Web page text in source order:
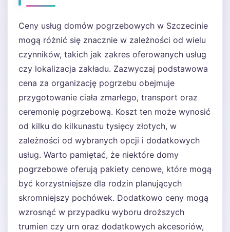
Ceny usług domów pogrzebowych w Szczecinie
mogą różnić się znacznie w zależności od wielu
czynników, takich jak zakres oferowanych usług
czy lokalizacja zakładu. Zazwyczaj podstawowa
cena za organizację pogrzebu obejmuje
przygotowanie ciała zmarłego, transport oraz
ceremonię pogrzebową. Koszt ten może wynosić
od kilku do kilkunastu tysięcy złotych, w
zależności od wybranych opcji i dodatkowych
usług. Warto pamiętać, że niektóre domy
pogrzebowe oferują pakiety cenowe, które mogą
być korzystniejsze dla rodzin planujących
skromniejszy pochówek. Dodatkowo ceny mogą
wzrosnąć w przypadku wyboru droższych
trumien czy urn oraz dodatkowych akcesoriów,